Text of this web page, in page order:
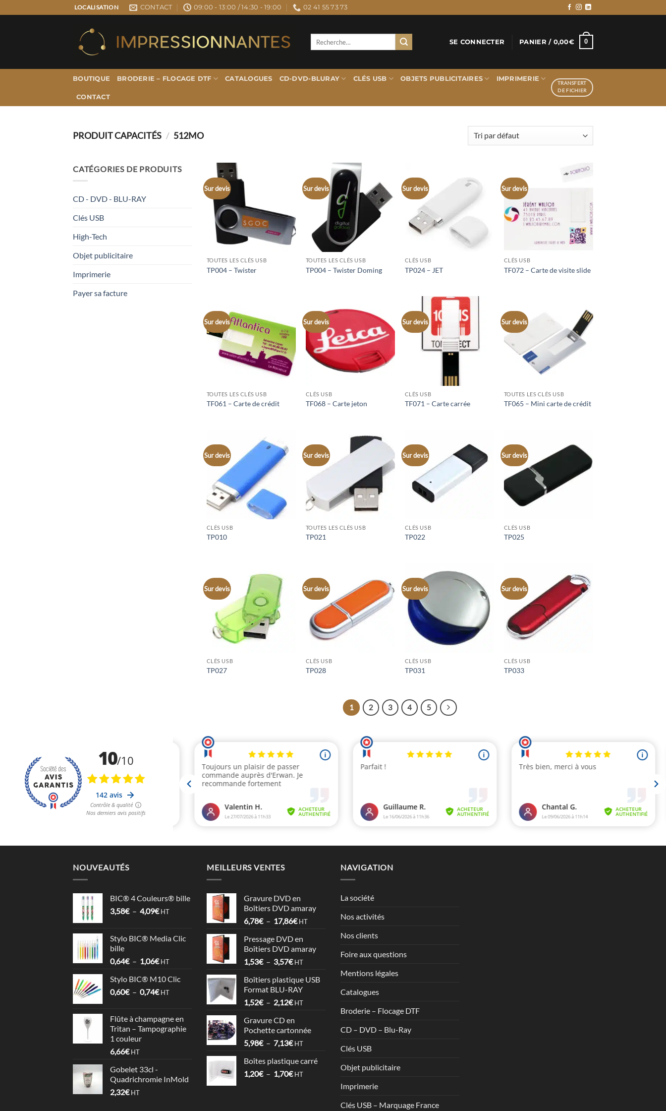
au
LOCALISATION CONTACT 09:00 - 13:00 / 14:30 - 19:00 02 41 55 73 73
SE CONNECTER PANIER / 0,00€ 0
BOUTIQUE BRODERIE – FLOCAGE DTF CATALOGUES CD-DVD-BLURAY CLÉS USB OBJETS PUBLICITAIRES IMPRIMERIE
CONTACT
TRANSFERT
DE FICHIER
PRODUIT CAPACITÉS / 512MO
CATÉGORIES DE PRODUITS
CD - DVD - BLU-RAY
Clés USB
High-Tech
Objet publicitaire
Imprimerie
Payer sa facture
Sur devis
TOUTES LES CLÉS USB
TP004 – Twister
Sur devis
TOUTES LES CLÉS USB
TP004 – Twister Doming
Sur devis
CLÉS USB
TP024 – JET
Sur devis
CLÉS USB
TF072 – Carte de visite slide
Sur devis
TOUTES LES CLÉS USB
TF061 – Carte de crédit
Sur devis
CLÉS USB
TF068 – Carte jeton
Sur devis
CLÉS USB
TF071 – Carte carrée
Sur devis
TOUTES LES CLÉS USB
TF065 – Mini carte de crédit
Sur devis
CLÉS USB
TP010
Sur devis
TOUTES LES CLÉS USB
TP021
Sur devis
CLÉS USB
TP022
Sur devis
CLÉS USB
TP025
Sur devis
CLÉS USB
TP027
Sur devis
CLÉS USB
TP028
Sur devis
CLÉS USB
TP031
Sur devis
CLÉS USB
TP033
1 2 3 4 5
NOUVEAUTÉS
BIC® 4 Couleurs® bille
3,58€ – 4,09€Plage
3,58€
4,09€
HT
Stylo BIC® Media Clic
bille
0,64€ – 1,06€Plage
prix :
0,64€
HT
Stylo BIC® M10 Clic
0,60€ – 0,74€Plage
0,60€
à
HT
Flûte à champagne en
Tritan – Tampographie
1 couleur
6,66€ HT
Gobelet 33cl -
Quadrichromie InMold
2,32€ HT
MEILLEURS VENTES
Gravure DVD en
Boîtiers DVD amaray
6,78€ – 17,86€Plage
prix :
6,78€
à
HT
Pressage DVD en
Boîtiers DVD amaray
1,53€ – 3,57€Plage
prix :
1,53€
à
HT
Boîtiers plastique USB
Format BLU-RAY
1,52€ – 2,12€Plage
prix :
1,52€
à
HT
Gravure CD en
Pochette cartonnée
5,98€ – 7,13€Plage
prix :
5,98€
HT
Boîtes plastique carré
1,20€ – 1,70€Plage
HT
NAVIGATION
La société
Nos activités
Nos clients
Foire aux questions
Mentions légales
Catalogues
Broderie – Flocage DTF
CD – DVD – Blu-Ray
Clés USB
Objet publicitaire
Imprimerie
Clés USB – Marquage France